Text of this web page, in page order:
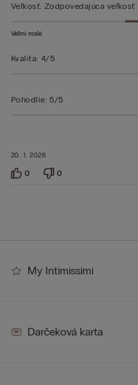
20. 1. 2026
Veľkosť: Zodpovedajúca veľkosť
Veľmi malé
Kvalita: 4/5
Pohodlie: 5/5
0 0
My Intimissimi
Darčeková karta